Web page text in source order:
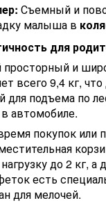
Съемный и
малыша в
для
и
всего 9,4 кг,
для подъема по
автомобиле.
покупок или
до 2 кг, а
есть
для мелочей.